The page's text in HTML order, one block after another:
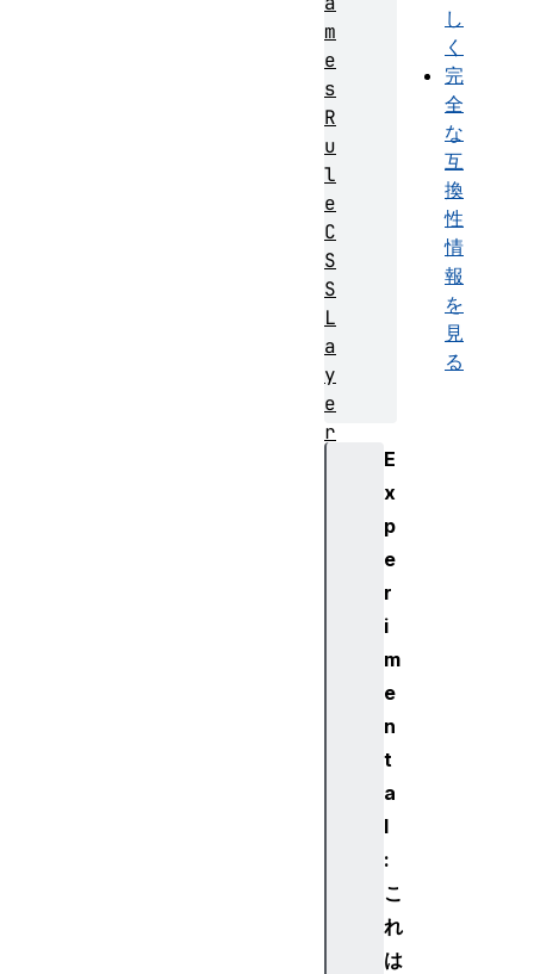
し
く
完
全
な
互
換
性
情
報
を
見
る
E
x
p
e
r
i
m
e
n
t
a
l
:
こ
れ
は
m
e
s
R
u
l
e
C
S
S
L
a
y
e
r